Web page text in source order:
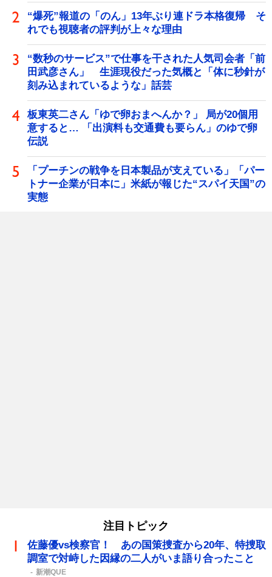
“爆死”報道の「のん」13年ぶり連ドラ本格復帰 そ
れでも視聴者の評判が上々な理由
“数秒のサービス”で仕事を干された人気司会者「前
田武彦さん」 生涯現役だった気概と「体に秒針が
刻み込まれているような」話芸
板東英二さん「ゆで卵おまへんか？」 局が20個用
意すると… 「出演料も交通費も要らん」のゆで卵
伝説
「プーチンの戦争を日本製品が支えている」「パー
トナー企業が日本に」米紙が報じた“スパイ天国”の
実態
注目トピック
佐藤優vs検察官！ あの国策捜査から20年、特捜取
調室で対峙した因縁の二人がいま語り合ったこと
新潮QUE